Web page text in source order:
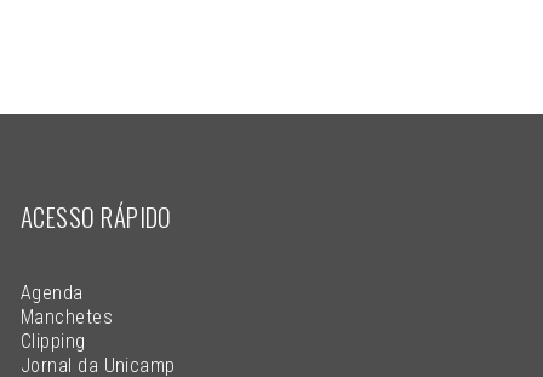
ACESSO RÁPIDO
Agenda
Manchetes
Clipping
Jornal da Unicamp